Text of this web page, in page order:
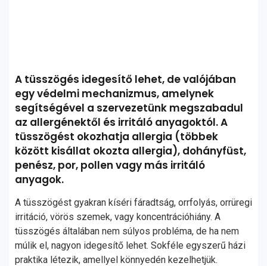
A tüsszögés idegesítő lehet, de valójában
egy védelmi mechanizmus, amelynek
segítségével a szervezetünk megszabadul
az allergénektől és irritáló anyagoktól. A
tüsszögést okozhatja allergia (többek
között kisállat okozta allergia), dohányfüst,
penész, por, pollen vagy más irritáló
anyagok.
A tüsszögést gyakran kíséri fáradtság, orrfolyás, orrüregi
irritáció, vörös szemek, vagy koncentrációhiány. A
tüsszögés általában nem súlyos probléma, de ha nem
múlik el, nagyon idegesítő lehet. Sokféle egyszerű házi
praktika létezik, amellyel könnyedén kezelhetjük.